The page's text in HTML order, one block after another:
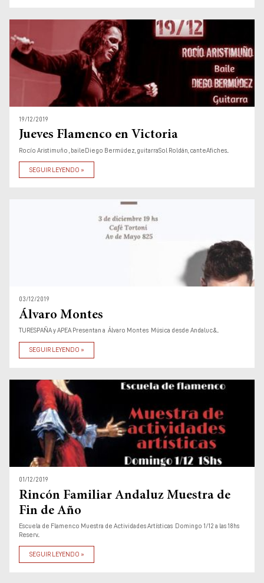
19/12/2019
Jueves Flamenco en Victoria
Rocío Aristimuño , baileDiego Bermúdez, guitarraSol Roldán, canteAfiches...
SEGUIR LEYENDO »
03/12/2019
Álvaro Montes
TURESPAÑA y APEA Presentan a Álvaro Montes Música desde Andaluc&...
SEGUIR LEYENDO »
01/12/2019
Rincón Familiar Andaluz Muestra de
Fin de Año
Escuela de Flamenco Muestra de Actividades Artísticas Domingo 1/12 a las 18hs
Reserv...
SEGUIR LEYENDO »